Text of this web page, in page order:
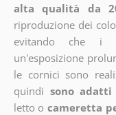
alta qualità da
riproduzione dei
evitando che i
un'esposizione
le cornici sono
quindi sono adatti
letto o cameretta